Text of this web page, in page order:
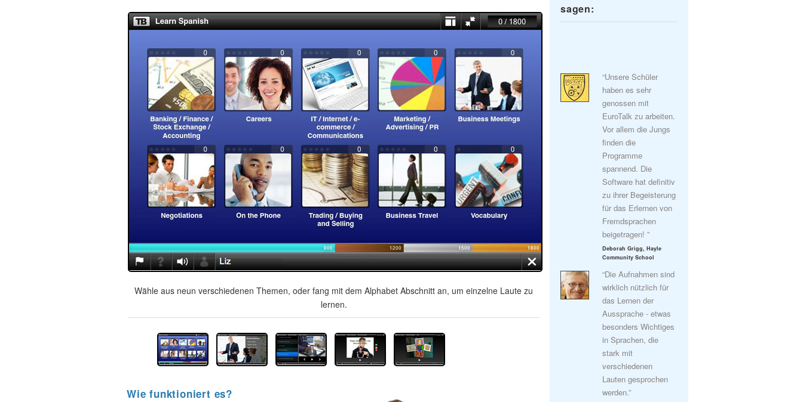
Wähle aus neun verschiedenen Themen, oder fang mit dem Alphabet Abschnitt an, um einzelne Laute zu
lernen.
Wie funktioniert es?
sagen:
“Unsere Schüler
haben es sehr
genossen mit
EuroTalk zu arbeiten.
Vor allem die Jungs
finden die
Programme
spannend. Die
Software hat definitiv
zu ihrer Begeisterung
für das Erlernen von
Fremdsprachen
beigetragen! ”
Deborah Grigg, Hayle
Community School
“Die Aufnahmen sind
wirklich nützlich für
das Lernen der
Aussprache - etwas
besonders Wichtiges
in Sprachen, die
stark mit
verschiedenen
Lauten gesprochen
werden.”